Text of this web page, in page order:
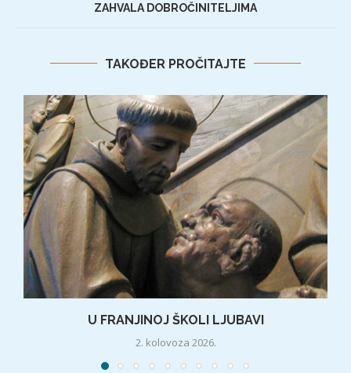
ZAHVALA DOBROČINITELJIMA
TAKOĐER PROČITAJTE
U FRANJINOJ ŠKOLI LJUBAVI
2. kolovoza 2026.